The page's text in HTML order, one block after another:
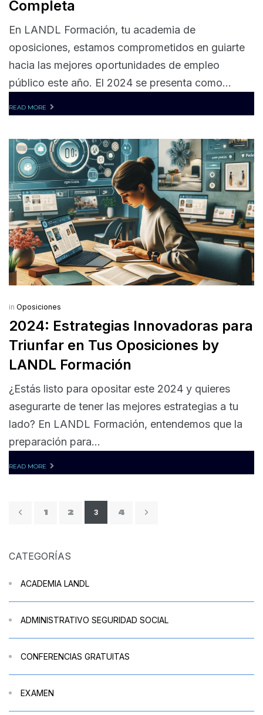
Completa
En LANDL Formación, tu academia de
oposiciones, estamos comprometidos en guiarte
hacia las mejores oportunidades de empleo
público este año. El 2024 se presenta como...
READ MORE
in Oposiciones
2024: Estrategias Innovadoras para
Triunfar en Tus Oposiciones by
LANDL Formación
¿Estás listo para opositar este 2024 y quieres
asegurarte de tener las mejores estrategias a tu
lado? En LANDL Formación, entendemos que la
preparación para...
READ MORE
1 2 3 4
CATEGORÍAS
ACADEMIA LANDL
ADMINISTRATIVO SEGURIDAD SOCIAL
CONFERENCIAS GRATUITAS
EXAMEN